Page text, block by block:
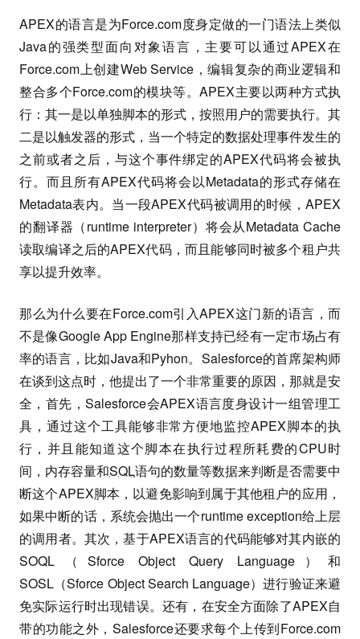
APEX的语言是为Force.com度身定做的一门语法上类似
Java的强类型面向对象语言，主要可以通过APEX在
Force.com上创建Web Service，编辑复杂的商业逻辑和
整合多个Force.com的模块等。APEX主要以两种方式执
行：其一是以单独脚本的形式，按照用户的需要执行。其
二是以触发器的形式，当一个特定的数据处理事件发生的
之前或者之后，与这个事件绑定的APEX代码将会被执
行。而且所有APEX代码将会以Metadata的形式存储在
Metadata表内。当一段APEX代码被调用的时候，APEX
的翻译器（runtime interpreter）将会从Metadata Cache
读取编译之后的APEX代码，而且能够同时被多个租户共
享以提升效率。
那么为什么要在Force.com引入APEX这门新的语言，而
不是像Google App Engine那样支持已经有一定市场占有
率的语言，比如Java和Pyhon。Salesforce的首席架构师
在谈到这点时，他提出了一个非常重要的原因，那就是安
全，首先，Salesforce会APEX语言度身设计一组管理工
具，通过这个工具能够非常方便地监控APEX脚本的执
行，并且能知道这个脚本在执行过程所耗费的CPU时
间，内存容量和SQL语句的数量等数据来判断是否需要中
断这个APEX脚本，以避免影响到属于其他租户的应用，
如果中断的话，系统会抛出一个runtime exception给上层
的调用者。其次，基于APEX语言的代码能够对其内嵌的
SOQL（Sforce Object Query Language）和
SOSL（Sforce Object Search Language）进行验证来避
免实际运行时出现错误。还有，在安全方面除了APEX自
带的功能之外，Salesforce还要求每个上传到Force.com